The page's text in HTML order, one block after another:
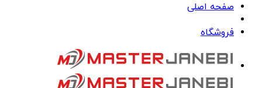
صفحه اصلی
فروشگاه